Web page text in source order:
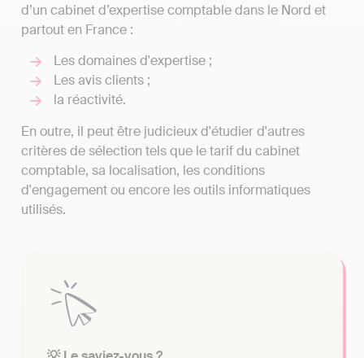
d’un cabinet d’expertise comptable dans le Nord et
partout en France :
Les domaines d'expertise ;
Les avis clients ;
la réactivité.
En outre, il peut être judicieux d'étudier d'autres
critères de sélection tels que le tarif du cabinet
comptable, sa localisation, les conditions
d'engagement ou encore les outils informatiques
utilisés.